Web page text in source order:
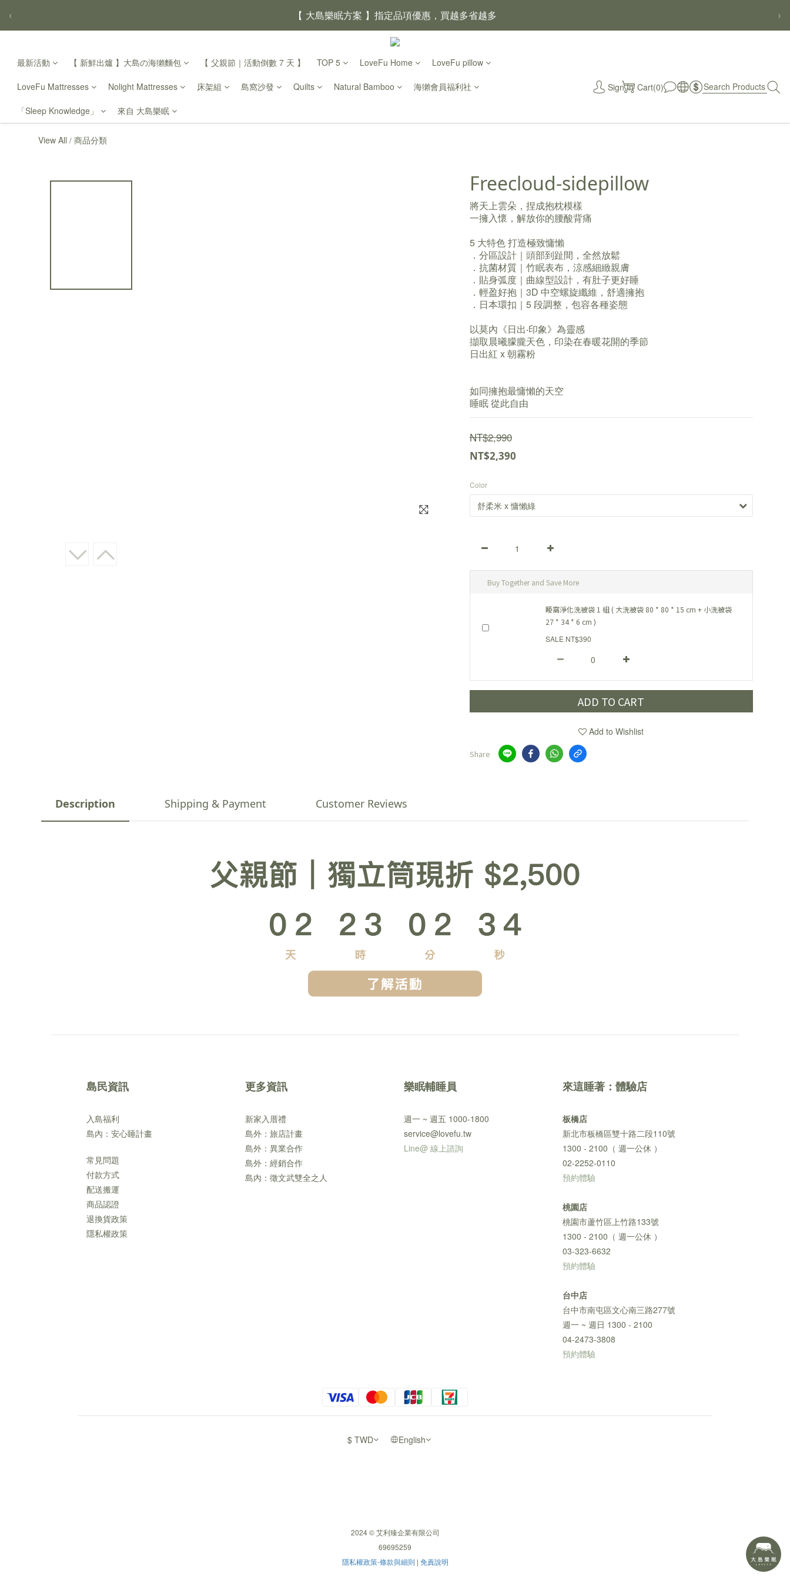
【 大島樂眠方案 】指定品項優惠，買越多省越多
【新家入厝禮】新家起點，送上祝福
‹ ›
最新活動 【 新鮮出爐 】大島の海獺麵包 【 父親節｜活動倒數 7 天 】 TOP 5 LoveFu Home LoveFu pillow
LoveFu Mattresses Nolight Mattresses 床架組 島窩沙發 Quilts Natural Bamboo 海獺會員福利社
「Sleep Knowledge」 來自 大島樂眠
Sign In Cart(0)
View All / 商品分類
Freecloud-sidepillow
將天上雲朵，捏成抱枕模樣
一擁入懷，解放你的腰酸背痛
5 大特色 打造極致慵懶
．分區設計｜頭部到趾間，全然放鬆
．抗菌材質｜竹眠表布，涼感細緻親膚
．貼身弧度｜曲線型設計，有肚子更好睡
．輕盈好抱｜3D 中空螺旋纖維，舒適擁抱
．日本環扣｜5 段調整，包容各種姿態
以莫內《日出‧印象》為靈感
擷取晨曦朦朧天色，印染在春暖花開的季節
日出紅 x 朝霧粉
如同擁抱最慵懶的天空
睡眠 從此自由
NT$2,990
NT$2,390
Color
Buy Together and Save More
睡窩淨化洗被袋 1 組 ( 大洗被袋 80 * 80 * 15 cm + 小洗被袋
27 * 34 * 6 cm )
SALE NT$390
ADD TO CART
Add to Wishlist
Share
Description Shipping & Payment Customer Reviews
島民資訊
入島福利
島內：安心睡計畫
常見問題
付款方式
配送搬運
商品認證
退換貨政策
隱私權政策
更多資訊
新家入厝禮
島外：旅店計畫
島外：異業合作
島外：經銷合作
島內：徵文武雙全之人
樂眠輔睡員
週一 ~ 週五 1000-1800
service@lovefu.tw
Line@ 線上諮詢
來這睡著：體驗店
板橋店
新北市板橋區雙十路二段110號
1300 - 2100（ 週一公休 ）
02-2252-0110
預約體驗
桃園店
桃園市蘆竹區上竹路133號
1300 - 2100（ 週一公休 ）
03-323-6632
預約體驗
台中店
台中市南屯區文心南三路277號
週一 ~ 週日 1300 - 2100
04-2473-3808
預約體驗
$ TWD English
2024 © 艾利臻企業有限公司
69695259
隱私權政策-條款與細則 | 免責說明